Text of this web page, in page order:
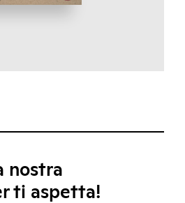
nostra
ti aspetta!